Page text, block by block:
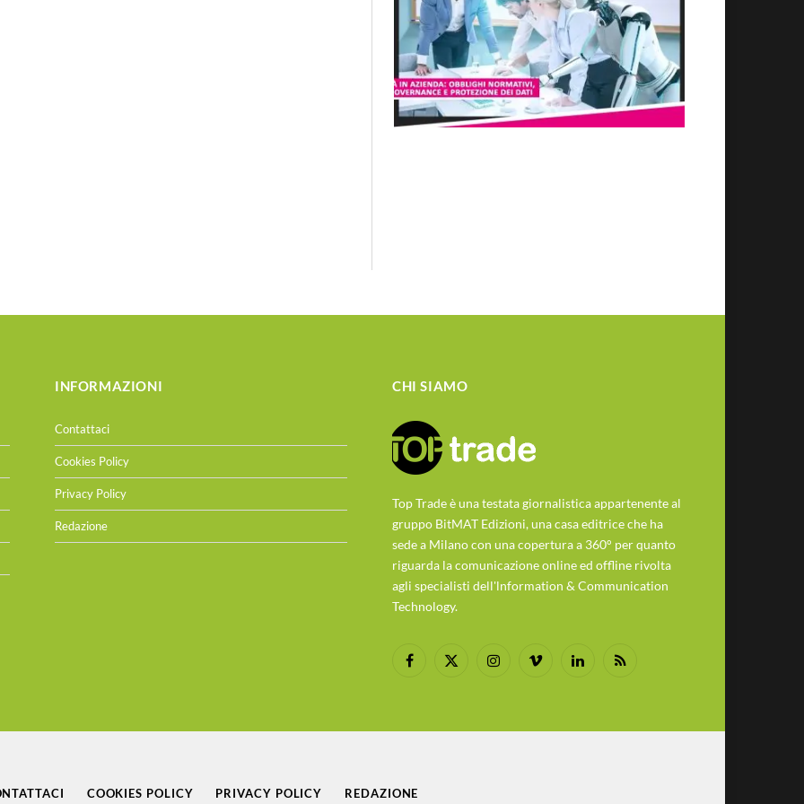
INFORMAZIONI
Contattaci
Cookies Policy
Privacy Policy
Redazione
CHI SIAMO
Top Trade è una testata giornalistica appartenente al
gruppo BitMAT Edizioni, una casa editrice che ha
sede a Milano con una copertura a 360° per quanto
riguarda la comunicazione online ed offline rivolta
agli specialisti dell'lnformation & Communication
Technology.
Facebook
X
InstagramVimeo LinkedInRSS
COOKIES POLICY PRIVACY POLICY REDAZIONE